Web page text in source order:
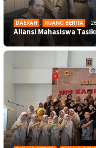
DAERAH , RUANG BERITA
Aliansi Mahasiswa